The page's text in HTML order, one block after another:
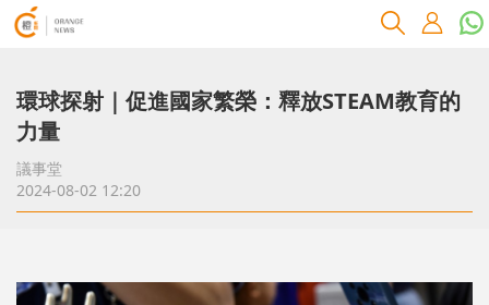
環球探射｜促進國家繁榮：釋放STEAM教育的
力量
議事堂
2024-08-02 12:20